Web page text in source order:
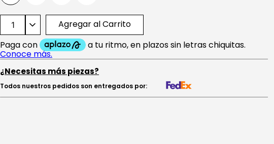
Agregar al Carrito
¿Necesitas más piezas?
Todos nuestros pedidos son entregados por: